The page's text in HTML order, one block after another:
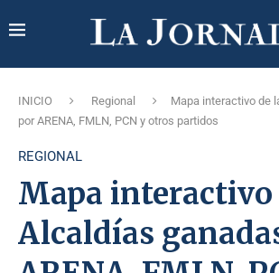
INICIO Regional
Mapa interactivo de
por ARENA, FMLN, PCN y otros partidos
REGIONAL
Mapa interactivo
Alcaldías